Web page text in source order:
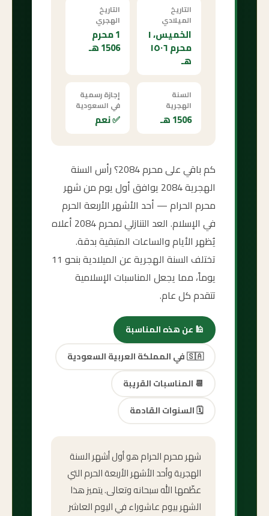
التاريخ
الميلادي
الخميس، ١
محرم ١٥٠٦
هـ
التاريخ
الهجري
1 محرم
1506 هـ
السنة
الهجرية
1506 هـ
إجازة رسمية
في السعودية
✅ نعم
كم باقي على محرم 2084؟ رأس السنة
الهجرية 2084 يوافق أول يوم من شهر
محرم الحرام — أحد الأشهر الأربعة الحرم
في الإسلام. العد التنازلي لمحرم 2084 أعلاه
يُظهر الأيام والساعات المتبقية بدقة.
تختلف السنة الهجرية عن الميلادية بنحو 11
يوماً، مما يجعل المناسبات الإسلامية
تتقدم كل عام.
🕌عن هذه المناسبة
🇸🇦في المملكة العربية السعودية
📆المناسبات القريبة
🗓️السنوات القادمة
شهر محرم الحرام هو أول أشهر السنة
الهجرية وأحد الأشهر الأربعة الحرم التي
عظّمها الله سبحانه وتعالى. يتميز هذا
الشهر بيوم عاشوراء في اليوم العاشر